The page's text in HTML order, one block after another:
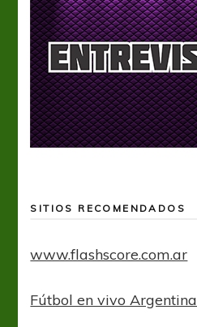
SITIOS RECOMENDADOS
www.flashscore.com.ar
Fútbol en vivo Argentina